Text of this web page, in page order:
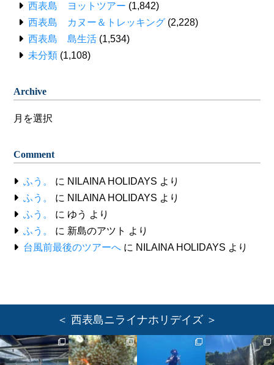
西表島 ヨットツアー (1,842)
西表島 カヌー＆トレッキング (2,228)
西表島 島生活 (1,534)
未分類 (1,108)
Archive
Archive
Comment
ふう。 に NILAINA HOLIDAYS より
ふう。
に NILAINA HOLIDAYS より
ふう。
に ゆう より
ふう。
に 新島のアツト より
台風前最後のツアーへ に NILAINA HOLIDAYS より
＜ 西表島ニライナホリデイズ ＞